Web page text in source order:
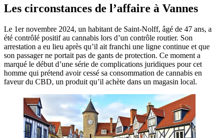
Les circonstances de l’affaire à Vannes
Le 1er novembre 2024, un habitant de Saint-Nolff, âgé de 47 ans, a
été contrôlé positif au cannabis lors d’un contrôle routier. Son
arrestation a eu lieu après qu’il ait franchi une ligne continue et que
son passager ne portait pas de gants de protection. Ce moment a
marqué le début d’une série de complications juridiques pour cet
homme qui prétend avoir cessé sa consommation de cannabis en
faveur du CBD, un produit qu’il achète dans un magasin local.